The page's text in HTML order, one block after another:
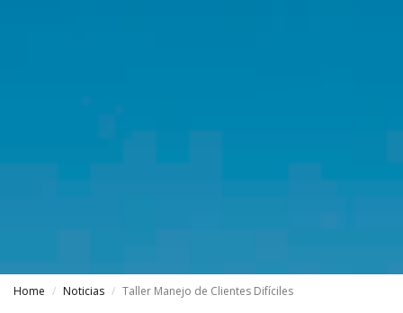
Home Noticias Taller Manejo de Clientes Difíciles